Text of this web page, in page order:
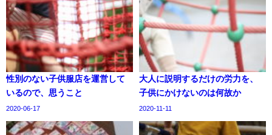
性別のない子供服店を運営して
いるので、思うこと
2020-06-17
大人に説明するだけの労力を、
子供にかけないのは何故か
2020-11-11